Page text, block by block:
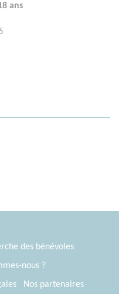
ans
des bénévoles
nous ?
Nos partenaires